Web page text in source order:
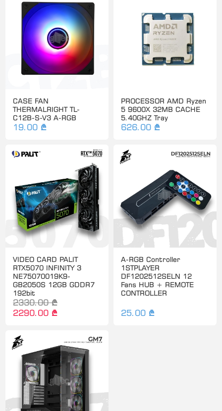
CASE FAN
THERMALRIGHT TL-
C12B-S-V3 A-RGB
19.00 ₾
PROCESSOR AMD Ryzen
5 9600X 32MB CACHE
5.40GHZ Tray
626.00 ₾
VIDEO CARD PALIT
RTX5070 INFINITY 3
NE75070019K9-
GB2050S 12GB GDDR7
192bit
2330.00 ₾
2290.00 ₾
A-RGB Controller
1STPLAYER
DF1202512SELN 12
Fans HUB + REMOTE
CONTROLLER
25.00 ₾